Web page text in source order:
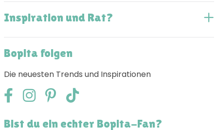
Inspiration und Rat?
Bopita folgen
Die neuesten Trends und Inspirationen
Bist du ein echter Bopita-Fan?